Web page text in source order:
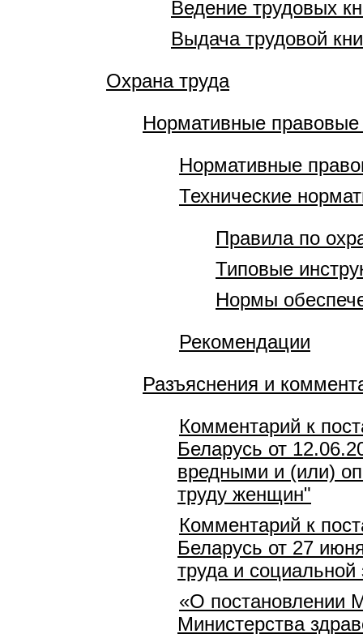
Ведение трудовых
Выдача трудовой
Охрана труда
Нормативные правовые
Нормативные
Технические
Правила по
Типовые
Нормы
Рекомендации
Разъяснения и
Комментарий к
Беларусь от
вредными и (или)
труду женщин"
Комментарий к
Беларусь от 27
труда и
«О постановлении
Министерства